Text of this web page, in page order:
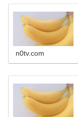
n0tv.com